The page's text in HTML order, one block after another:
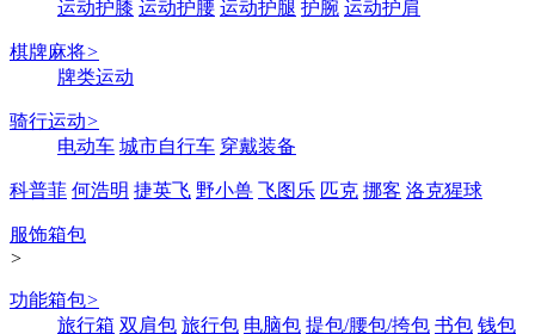
运动护膝 运动护腰 运动护腿 护腕 运动护肩
棋牌麻将>
牌类运动
骑行运动>
电动车 城市自行车 穿戴装备
科普菲 何浩明 捷英飞 野小兽 飞图乐 匹克 挪客 洛克猩球
服饰箱包
>
功能箱包>
旅行箱 双肩包 旅行包 电脑包 提包/腰包/挎包 书包 钱包